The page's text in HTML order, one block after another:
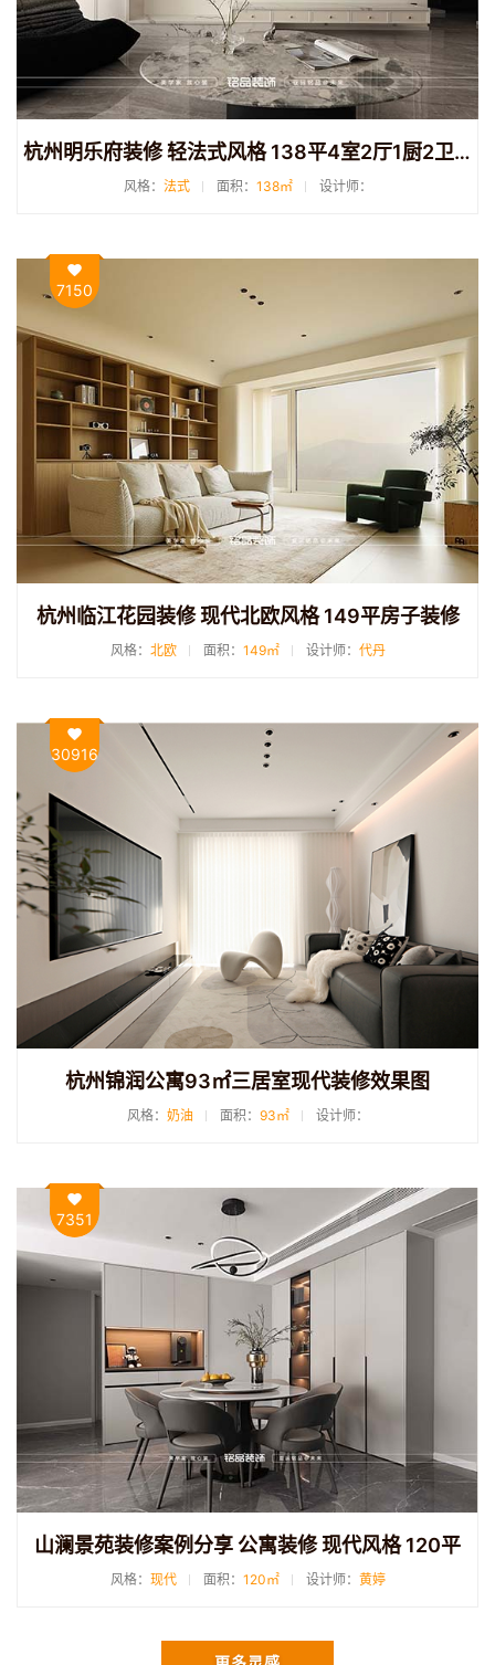
杭州明乐府装修 轻法式风格 138平4室2厅1厨2卫装修
风格： 法式 面积： 138㎡ 设计师：
7150
杭州临江花园装修 现代北欧风格 149平房子装修
风格： 北欧 面积： 149㎡ 设计师： 代丹
30916
杭州锦润公寓93㎡三居室现代装修效果图
风格： 奶油 面积： 93㎡ 设计师：
7351
山澜景苑装修案例分享 公寓装修 现代风格 120平
风格： 现代 面积： 120㎡ 设计师： 黄婷